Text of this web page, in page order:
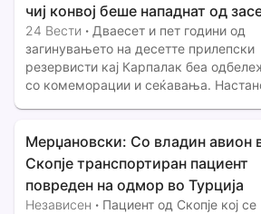
чиј конвој беше нападнат од
24 Вести · Дваесет и пет години од
загинувањето на десетте прилепски
резервисти кај Карпалак беа
со комеморации и сеќавања.
пропусти и отсуството на трајно
меморијално обележје на местото на
Мерџановски: Со владин авион
Скопје транспортиран пациент
повреден на одмор во Турција
Независен · Пациент од Скопје кој се